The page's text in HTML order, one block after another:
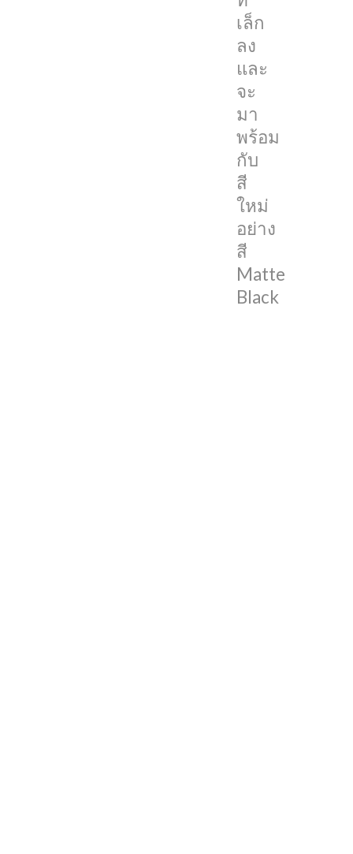
เล็ก
ลง
และ
จะ
มา
พร้อม
กับ
สี
ใหม่
อย่าง
สี
Matte
Black
13
สี
Matte
Black
นี้
คาด
ว่า
จะ
เป็นการ
มา
แทนที่
สี
กรา
ไฟต์